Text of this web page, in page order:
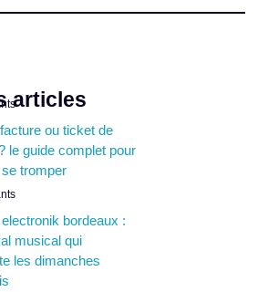
articles
ou ticket de
le guide complet pour
tromper
bordeaux :
musical qui
les dimanches